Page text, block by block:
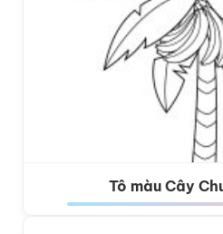
Tô màu Cây